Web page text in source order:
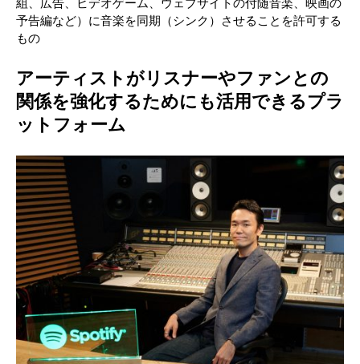
予告編など）に音楽を同期（シンク）させることを許可する
もの
アーティストがリスナーやファンとの
関係を強化するためにも活用できるプラ
ットフォーム